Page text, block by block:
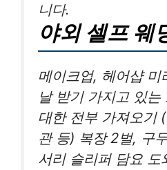
니다.
야외 셀프 웨
메이크업, 헤어샵 미
날 받기 가지고 있
대한 전부 가져오기
관 등) 복장 2벌, 구
서리 슬리퍼 담요 도